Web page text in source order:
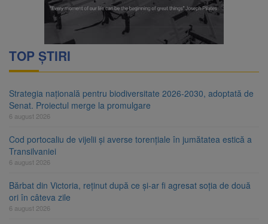
TOP ȘTIRI
Strategia națională pentru biodiversitate 2026-2030, adoptată de
Senat. Proiectul merge la promulgare
6 august 2026
Cod portocaliu de vijelii și averse torențiale în jumătatea estică a
Transilvaniei
6 august 2026
Bărbat din Victoria, reținut după ce și-ar fi agresat soția de două
ori în câteva zile
6 august 2026